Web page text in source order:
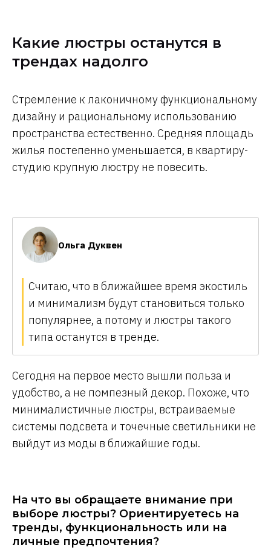
Какие люстры останутся в
трендах надолго
Стремление к лаконичному функциональному
дизайну и рациональному использованию
пространства естественно. Средняя площадь
жилья постепенно уменьшается, в квартиру-
студию крупную люстру не повесить.
Ольга Дуквен
Считаю, что в ближайшее время экостиль
и минимализм будут становиться только
популярнее, а потому и люстры такого
типа останутся в тренде.
Сегодня на первое место вышли польза и
удобство, а не помпезный декор. Похоже, что
минималистичные люстры, встраиваемые
системы подсвета и точечные светильники не
выйдут из моды в ближайшие годы.
На что вы обращаете внимание при
выборе люстры? Ориентируетесь на
тренды, функциональность или на
личные предпочтения?